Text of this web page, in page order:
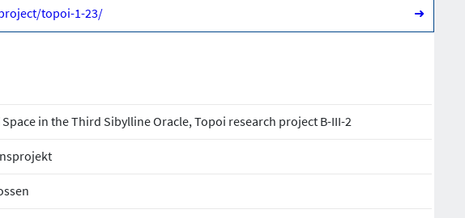
topoi-1-23/ ➜
Space in the Third Sibylline Oracle, Topoi research project B-III-2